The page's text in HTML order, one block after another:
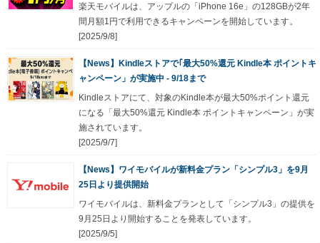
楽天モバイルは、アップルの「iPhone 16e」の128GBが2年
間月額1円で利用できるキャンペーンを開始しています。
[2025/9/8]
【News】Kindleストアで｢最大50%還元 Kindle本 ポイントキ
ャンペーン」が実施中 - 9/18まで
Kindleストアにて、対象のKindle本が最大50%ポイント還元
になる「最大50%還元 Kindle本 ポイントキャンペーン」が実
施されています。
[2025/9/7]
【News】ワイモバイルが新料金プラン「シンプル3」を9月
25日より提供開始
ワイモバイルは、新料金プランとして「シンプル3」の提供を
9月25日より開始することを発表しています。
[2025/9/5]